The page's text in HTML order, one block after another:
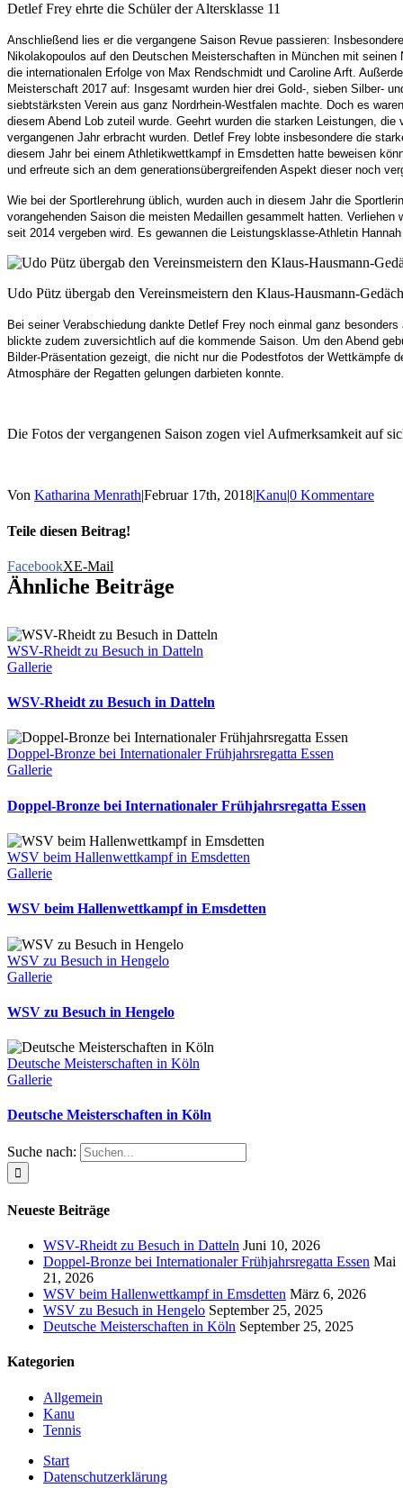
Detlef Frey ehrte die Schüler der Altersklasse 11
Anschließend lies er die vergangene Saison Revue passieren:
Nikolakopoulos auf den Deutschen Meisterschaften in München mit
die internationalen Erfolge von Max Rendschmidt und Caroline Arft.
Meisterschaft 2017 auf: Insgesamt wurden hier drei Gold-, sieben Silber-
siebtstärksten Verein aus ganz Nordrhein-Westfalen machte. Doch es
diesem Abend Lob zuteil wurde. Geehrt wurden die starken Leistungen,
vergangenen Jahr erbracht wurden. Detlef Frey lobte insbesondere die
diesem Jahr bei einem Athletikwettkampf in Emsdetten hatte beweisen
und erfreute sich an dem generationsübergreifenden Aspekt dieser noch
Wie bei der Sportlerehrung üblich, wurden auch in diesem Jahr die
vorangehenden Saison die meisten Medaillen gesammelt hatten.
seit 2014 vergeben wird. Es gewannen die Leistungsklasse-Athletin
Udo Pütz übergab den Vereinsmeistern den Klaus-Hausmann-
Bei seiner Verabschiedung dankte Detlef Frey noch einmal ganz
blickte zudem zuversichtlich auf die kommende Saison. Um den Abend
Bilder-Präsentation gezeigt, die nicht nur die Podestfotos der Wettkämpfe
Atmosphäre der Regatten gelungen darbieten konnte.
Die Fotos der vergangenen Saison zogen viel Aufmerksamkeit auf
Von Katharina Menrath|Februar 17th, 2018|Kanu|0 Kommentare
Teile diesen Beitrag!
FacebookXE-Mail
Ähnliche Beiträge
WSV-Rheidt zu Besuch in Datteln
Gallerie
WSV-Rheidt zu Besuch in Datteln
Doppel-Bronze bei Internationaler Frühjahrsregatta Essen
Gallerie
Doppel-Bronze bei Internationaler Frühjahrsregatta Essen
WSV beim Hallenwettkampf in Emsdetten
Gallerie
WSV beim Hallenwettkampf in Emsdetten
WSV zu Besuch in Hengelo
Gallerie
WSV zu Besuch in Hengelo
Deutsche Meisterschaften in Köln
Gallerie
Deutsche Meisterschaften in Köln
Suche nach:
Neueste Beiträge
WSV-Rheidt zu Besuch in Datteln Juni 10, 2026
Doppel-Bronze bei Internationaler Frühjahrsregatta Essen Mai
21, 2026
WSV beim Hallenwettkampf in Emsdetten März 6, 2026
WSV zu Besuch in Hengelo September 25, 2025
Deutsche Meisterschaften in Köln September 25, 2025
Kategorien
Allgemein
Kanu
Tennis
Start
Datenschutzerklärung